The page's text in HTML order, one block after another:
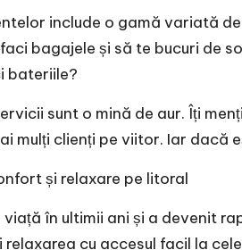
include o gamă variată
bagajele și să te bucuri de
bateriile?
sunt o mină de aur. Îți
mulți clienți pe viitor. Iar
și relaxare pe litoral
în ultimii ani și a devenit
cu accesul facil la